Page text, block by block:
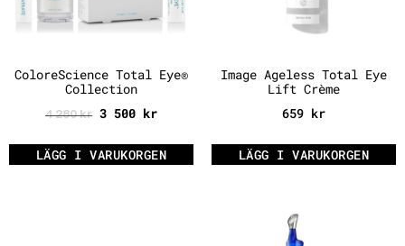
ColoreScience Total Eye®
Collection
4 280kr 3 500 kr
LÄGG I VARUKORGEN
Image Ageless Total Eye
Lift Crème
659 kr
LÄGG I VARUKORGEN